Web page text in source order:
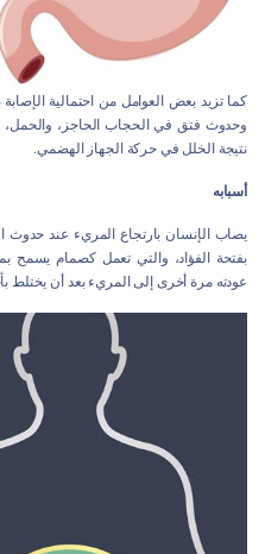
كما تزيد بعض العوامل من احتمالية
وحدوث فتق في الحجاب الحاجز، والحمل،
نتيجة الخلل في حركة الجهاز الهضمي.
أسبابه
يصاب الإنسان بارتجاع المريء عند حدوث
بفتحة الفؤاد، والتي تعمل كصمام يسمح
عودته مرة أخرى إلى المريء بعد أن يختلط